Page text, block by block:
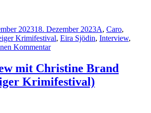
202318. Dezember 2023A, Caro,
Krimifestival, Eira Sjödin, Interview,
Kommentarzu
Interview
mit
Tove
mit Christine Brand
Krimifestival)